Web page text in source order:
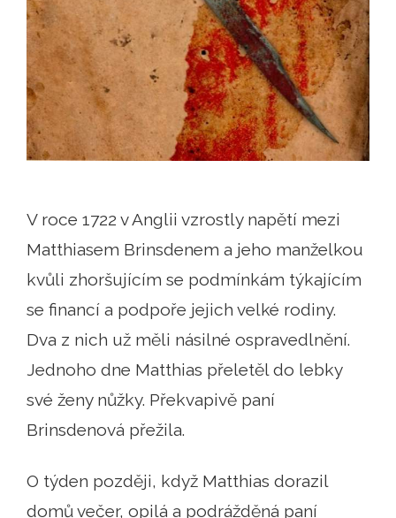
V roce 1722 v Anglii vzrostly napětí mezi
Matthiasem Brinsdenem a jeho manželkou
kvůli zhoršujícím se podmínkám týkajícím
se financí a podpoře jejich velké rodiny.
Dva z nich už měli násilné ospravedlnění.
Jednoho dne Matthias přeletěl do lebky
své ženy nůžky. Překvapivě paní
Brinsdenová přežila.
O týden později, když Matthias dorazil
domů večer, opilá a podrážděná paní